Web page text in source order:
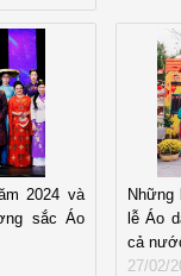
2024 và
sắc Áo
Những
lễ Áo
cả
27/02/